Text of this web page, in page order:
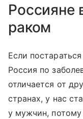
Россияне
раком
Если
Россия по
отличается от
странах, у нас
у мужчин, потому